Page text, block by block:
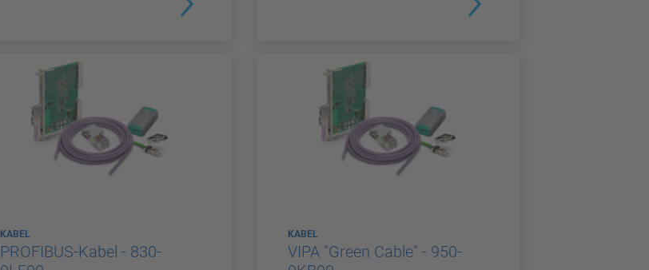
KABEL
PROFIBUS-Kabel - 830-
KABEL
VIPA "Green Cable" - 950-